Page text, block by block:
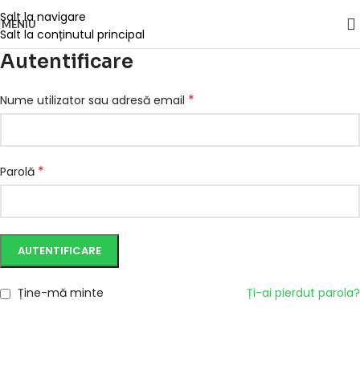
Salt la navigare
Salt la conținutul principal
MENIU
Autentificare
Nume utilizator sau adresă email *
Parolă *
AUTENTIFICARE
Ți-ai pierdut parola?
Ține-mă minte